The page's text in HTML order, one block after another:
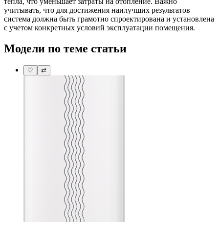
учитывать, что для достижения наилучших результатов
система должна быть грамотно спроектирована и установлена
с учетом конкретных условий эксплуатации помещения.
Модели по теме статьи
♡ ⇄